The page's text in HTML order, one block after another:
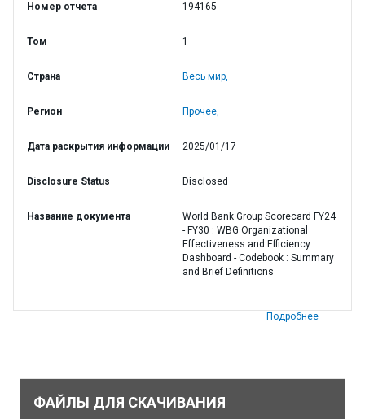
Номер отчета 194165
Том 1
Страна Весь мир,
Регион Прочее,
Дата раскрытия информации 2025/01/17
Disclosure Status Disclosed
Название документа
World Bank Group Scorecard FY24
- FY30 : WBG Organizational
Effectiveness and Efficiency
Dashboard - Codebook : Summary
and Brief Definitions
Подробнее
ФАЙЛЫ ДЛЯ СКАЧИВАНИЯ